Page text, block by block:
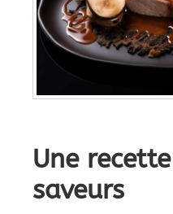
Une
saveurs